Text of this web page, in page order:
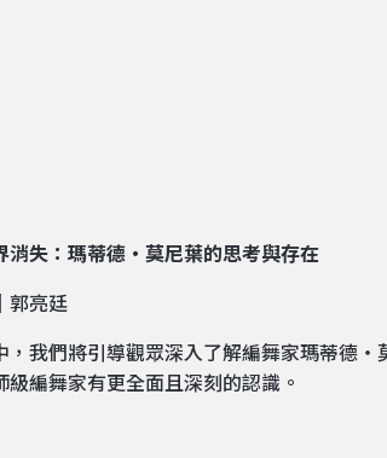
消失：瑪蒂德・莫尼葉的思考與存在
郭亮廷
，我們將引導觀眾深入了解編舞家瑪蒂德
級編舞家有更全面且深刻的認識。